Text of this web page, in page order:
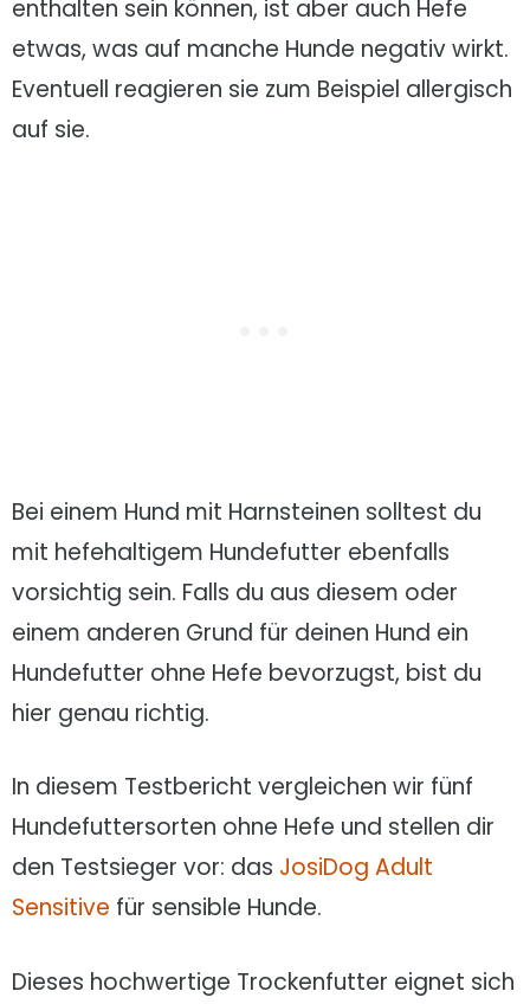
enthalten sein können, ist aber auch Hefe
etwas, was auf manche Hunde negativ wirkt.
Eventuell reagieren sie zum Beispiel allergisch
auf sie.
Bei einem Hund mit Harnsteinen solltest du
mit hefehaltigem Hundefutter ebenfalls
vorsichtig sein. Falls du aus diesem oder
einem anderen Grund für deinen Hund ein
Hundefutter ohne Hefe bevorzugst, bist du
hier genau richtig.
In diesem Testbericht vergleichen wir fünf
Hundefuttersorten ohne Hefe und stellen dir
den Testsieger vor: das JosiDog Adult
Sensitive für sensible Hunde.
Dieses hochwertige Trockenfutter eignet sich